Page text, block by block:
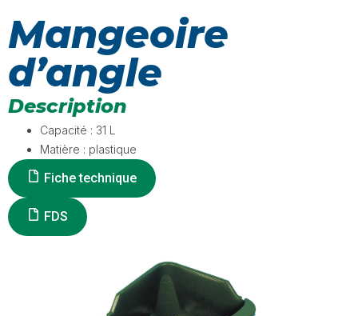
Mangeoire
d’angle
Description
Capacité : 31 L
Matière : plastique
Fiche technique
FDS